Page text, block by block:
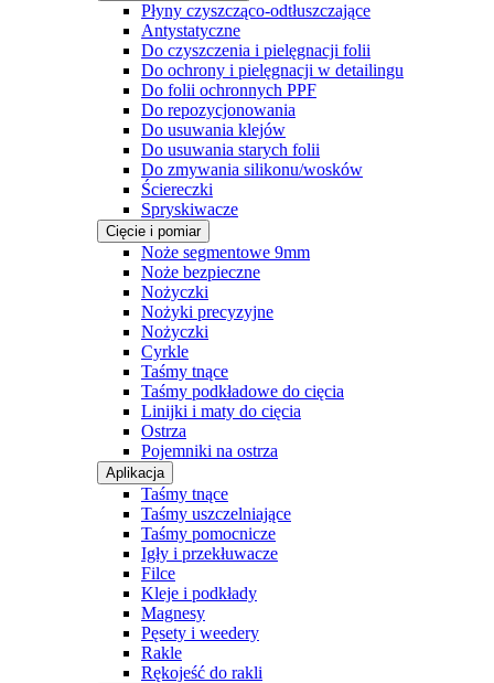
Płyny czyszcząco-odtłuszczające
Antystatyczne
Do czyszczenia i pielęgnacji folii
Do ochrony i pielęgnacji w detailingu
Do folii ochronnych PPF
Do repozycjonowania
Do usuwania klejów
Do usuwania starych folii
Do zmywania silikonu/wosków
Ściereczki
Spryskiwacze
Cięcie i pomiar
Noże segmentowe 9mm
Noże bezpieczne
Nożyczki
Nożyki precyzyjne
Nożyczki
Cyrkle
Taśmy tnące
Taśmy podkładowe do cięcia
Linijki i maty do cięcia
Ostrza
Pojemniki na ostrza
Aplikacja
Taśmy tnące
Taśmy uszczelniające
Taśmy pomocnicze
Igły i przekłuwacze
Filce
Kleje i podkłady
Magnesy
Pęsety i weedery
Rakle
Rękojeść do rakli